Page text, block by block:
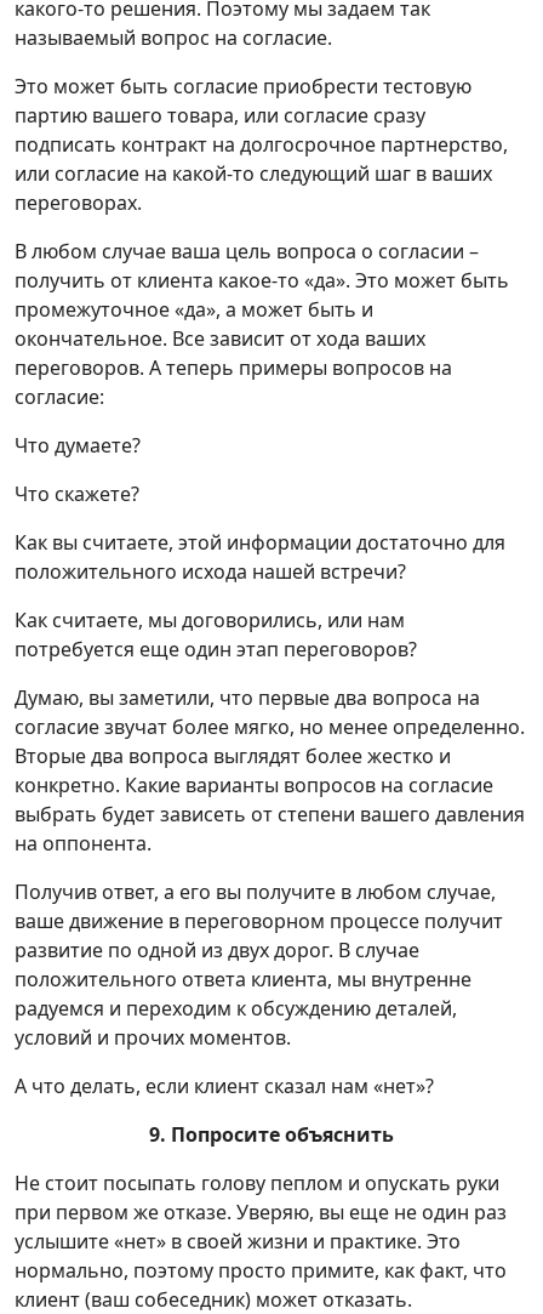
какого-то решения. Поэтому мы задаем так
называемый вопрос на согласие.
Это может быть согласие приобрести тестовую
партию вашего товара, или согласие сразу
подписать контракт на долгосрочное партнерство,
или согласие на какой-то следующий шаг в ваших
переговорах.
В любом случае ваша цель вопроса о согласии –
получить от клиента какое-то «да». Это может быть
промежуточное «да», а может быть и
окончательное. Все зависит от хода ваших
переговоров. А теперь примеры вопросов на
согласие:
Что думаете?
Что скажете?
Как вы считаете, этой информации достаточно для
положительного исхода нашей встречи?
Как считаете, мы договорились, или нам
потребуется еще один этап переговоров?
Думаю, вы заметили, что первые два вопроса на
согласие звучат более мягко, но менее определенно.
Вторые два вопроса выглядят более жестко и
конкретно. Какие варианты вопросов на согласие
выбрать будет зависеть от степени вашего давления
на оппонента.
Получив ответ, а его вы получите в любом случае,
ваше движение в переговорном процессе получит
развитие по одной из двух дорог. В случае
положительного ответа клиента, мы внутренне
радуемся и переходим к обсуждению деталей,
условий и прочих моментов.
А что делать, если клиент сказал нам «нет»?
9. Попросите объяснить
Не стоит посыпать голову пеплом и опускать руки
при первом же отказе. Уверяю, вы еще не один раз
услышите «нет» в своей жизни и практике. Это
нормально, поэтому просто примите, как факт, что
клиент (ваш собеседник) может отказать.